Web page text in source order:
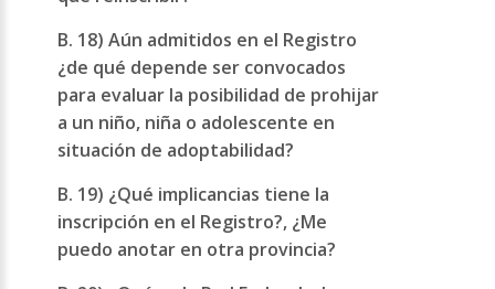
B. 18) Aún admitidos en el Registro
¿de qué depende ser convocados
para evaluar la posibilidad de prohijar
a un niño, niña o adolescente en
situación de adoptabilidad?
B. 19) ¿Qué implicancias tiene la
inscripción en el Registro?, ¿Me
puedo anotar en otra provincia?